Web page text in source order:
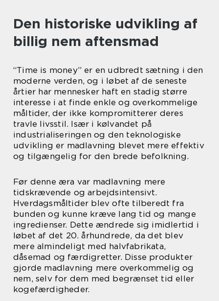
Den historiske udvikling af
billig nem aftensmad
“Time is money” er en udbredt sætning i den
moderne verden, og i løbet af de seneste
årtier har mennesker haft en stadig større
interesse i at finde enkle og overkommelige
måltider, der ikke kompromitterer deres
travle livsstil. Især i kølvandet på
industrialiseringen og den teknologiske
udvikling er madlavning blevet mere effektiv
og tilgængelig for den brede befolkning.
Før denne æra var madlavning mere
tidskrævende og arbejdsintensivt.
Hverdagsmåltider blev ofte tilberedt fra
bunden og kunne kræve lang tid og mange
ingredienser. Dette ændrede sig imidlertid i
løbet af det 20. århundrede, da det blev
mere almindeligt med halvfabrikata,
dåsemad og færdigretter. Disse produkter
gjorde madlavning mere overkommelig og
nem, selv for dem med begrænset tid eller
kogefærdigheder.